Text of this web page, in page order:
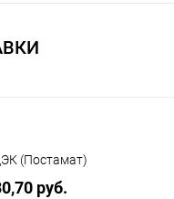
(Постамат)
руб.